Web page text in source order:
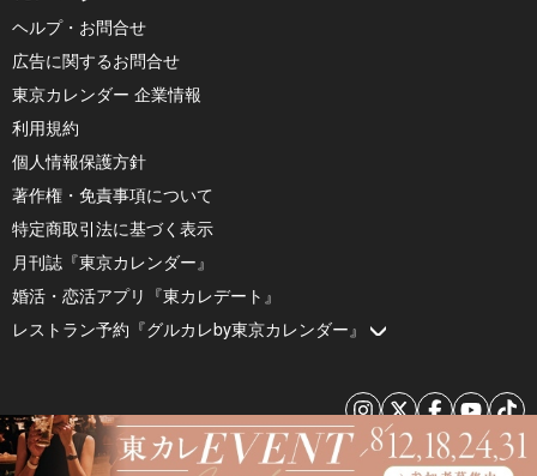
ヘルプ・お問合せ
広告に関するお問合せ
東京カレンダー 企業情報
利用規約
個人情報保護方針
著作権・免責事項について
特定商取引法に基づく表示
月刊誌『東京カレンダー』
婚活・恋活アプリ『東カレデート』
レストラン予約『グルカレby東京カレンダー』
© 2026 by Tokyo Calendar, Inc.